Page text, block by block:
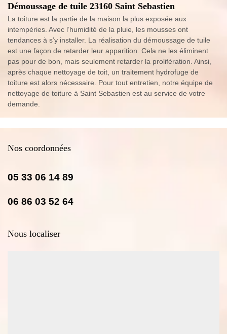
Démoussage de tuile 23160 Saint Sebastien
La toiture est la partie de la maison la plus exposée aux
intempéries. Avec l’humidité de la pluie, les mousses ont
tendances à s’y installer. La réalisation du démoussage de tuile
est une façon de retarder leur apparition. Cela ne les éliminent
pas pour de bon, mais seulement retarder la prolifération. Ainsi,
après chaque nettoyage de toit, un traitement hydrofuge de
toiture est alors nécessaire. Pour tout entretien, notre équipe de
nettoyage de toiture à Saint Sebastien est au service de votre
demande.
Nos coordonnées
05 33 06 14 89
06 86 03 52 64
Nous localiser